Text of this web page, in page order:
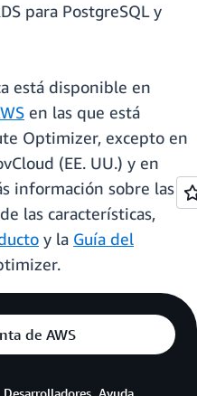
para PostgreSQL y
está disponible en
en las que está
Optimizer, excepto en
(EE. UU.) y en
información sobre las
las características,
y la Guía del
de AWS